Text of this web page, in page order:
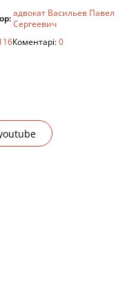
адвокат Васильев Павел
Сергеевич
Коментарі:0